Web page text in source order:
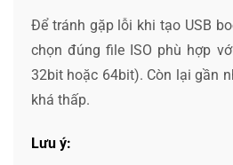
Để tránh gặp lỗi khi tạo USB
chọn đúng file ISO phù hợp
32bit hoặc 64bit). Còn lại gần
khá thấp.
Lưu ý: